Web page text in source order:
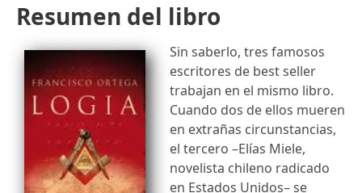
Resumen del libro
Sin saberlo, tres famosos
escritores de best seller
trabajan en el mismo libro.
Cuando dos de ellos mueren
en extrañas circunstancias,
el tercero –Elías Miele,
novelista chileno radicado
en Estados Unidos– se